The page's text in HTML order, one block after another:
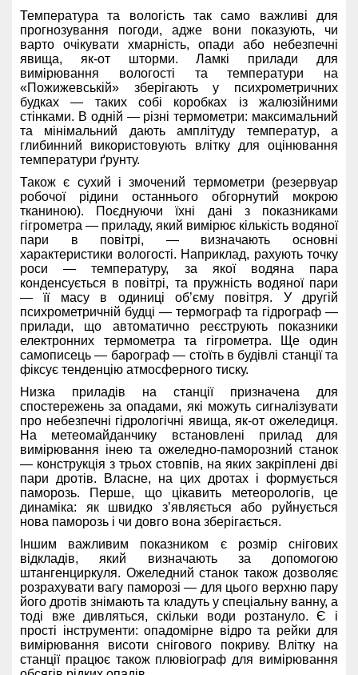
Температура та вологість так само важливі для
прогнозування погоди, адже вони показують, чи
варто очікувати хмарність, опади або небезпечні
явища, як-от шторми. Ламкі прилади для
вимірювання вологості та температури на
«Пожижевській» зберігають у психрометричних
будках — таких собі коробках із жалюзійними
стінками. В одній — різні термометри: максимальний
та мінімальний дають амплітуду температур, а
глибинний використовують влітку для оцінювання
температури ґрунту.
Також є сухий і змочений термометри (резервуар
робочої рідини останнього обгорнутий мокрою
тканиною). Поєднуючи їхні дані з показниками
гігрометра — приладу, який вимірює кількість водяної
пари в повітрі, — визначають основні
характеристики вологості. Наприклад, рахують точку
роси — температуру, за якої водяна пара
конденсується в повітрі, та пружність водяної пари
— її масу в одиниці об’єму повітря. У другій
психрометричній будці — термограф та гідрограф —
прилади, що автоматично реєструють показники
електронних термометра та гігрометра. Ще один
самописець — барограф — стоїть в будівлі станції та
фіксує тенденцію атмосферного тиску.
Низка приладів на станції призначена для
спостережень за опадами, які можуть сигналізувати
про небезпечні гідрологічні явища, як-от ожеледиця.
На метеомайданчику встановлені прилад для
вимірювання інею та ожеледно-паморозний станок
— конструкція з трьох стовпів, на яких закріплені дві
пари дротів. Власне, на цих дротах і формується
паморозь. Перше, що цікавить метеорологів, це
динаміка: як швидко з’являється або руйнується
нова паморозь і чи довго вона зберігається.
Іншим важливим показником є розмір снігових
відкладів, який визначають за допомогою
штангенциркуля. Ожеледний станок також дозволяє
розрахувати вагу паморозі — для цього верхню пару
його дротів знімають та кладуть у спеціальну ванну, а
тоді вже дивляться, скільки води розтануло. Є і
прості інструменти: опадомірне відро та рейки для
вимірювання висоти снігового покриву. Влітку на
станції працює також плювіограф для вимірювання